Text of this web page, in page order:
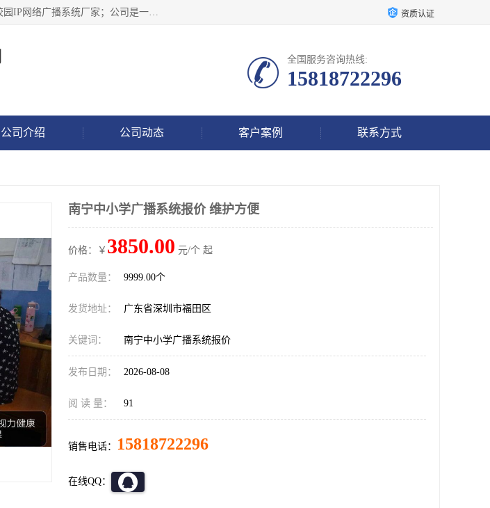
深圳市鼎尊时代科技有限公司主要从事：IP网络定压广播功放厂家、IP网络防水音柱厂家、校园IP网络广播系统厂家；公司是一家集研发、生产、销售公共广播器材于一体的现代电子科技企业。公司成立多年来，本着“自主研发技术、开拓稳定的产品”的宗旨，集多年的行业经验，引航广播行业的迅猛发展，使产品能够适应时代技术发展的需要。 资质认证
全国服务咨询热线:
15818722296
公司介绍 公司动态 客户案例 联系方式
南宁中小学广播系统报价 维护方便
价格：￥ 3850.00 元/个 起
产品数量： 9999.00个
发货地址： 广东省深圳市福田区
关键词： 南宁中小学广播系统报价
发布日期： 2026-08-08
阅 读 量： 91
销售电话： 15818722296
在线QQ：